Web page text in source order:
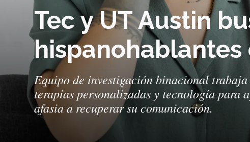
Tec y UT Austin
hispanohablantes
Equipo de investigación binacional
terapias personalizadas y tecnología para
afasia a recuperar su comunicación.